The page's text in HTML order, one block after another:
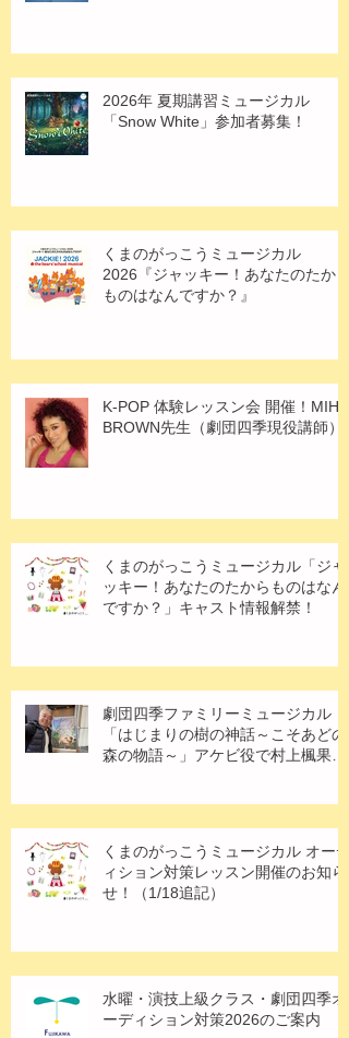
2026年 夏期講習ミュージカル
「Snow White」参加者募集！
くまのがっこうミュージカル
2026『ジャッキー！あなたのたから
ものはなんですか？』
K-POP 体験レッスン会 開催！MIHO
BROWN先生（劇団四季現役講師）
くまのがっこうミュージカル「ジャ
ッキー！あなたのたからものはなん
ですか？」キャスト情報解禁！
劇団四季ファミリーミュージカル
「はじまりの樹の神話～こそあどの
森の物語～」アケビ役で村上楓果さ
くまのがっこうミュージカル オーデ
ィション対策レッスン開催のお知ら
せ！（1/18追記）
水曜・演技上級クラス・劇団四季オ
ーディション対策2026のご案内